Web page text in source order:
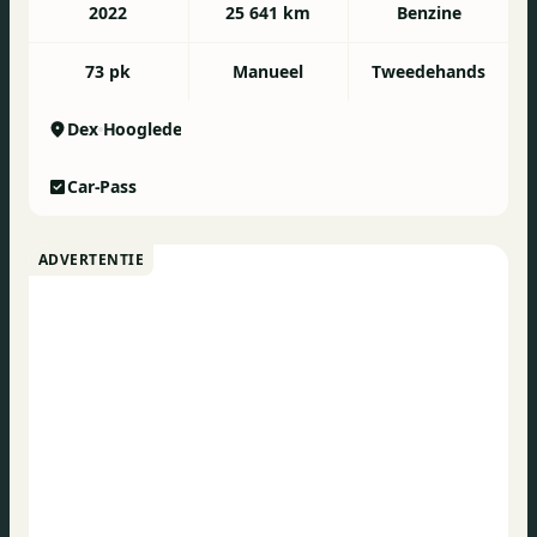
2022 25 641 km Benzine
73 pk Manueel Tweedehands
Dex Hooglede
Car-Pass
ADVERTENTIE